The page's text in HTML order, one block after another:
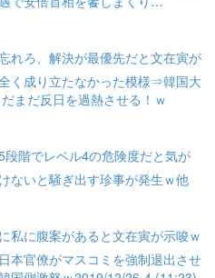
れろ、解決が最優先だと文在寅が
く成り立たなかった模様⇒韓国大
まだ反日を過熱させる！ｗ
階でレベル4の危険度だと気が
ないと騒ぎ出す珍事が発生ｗ他
私に腹案があると文在寅が示唆ｗ
本官僚がマスコミを強制退出させ